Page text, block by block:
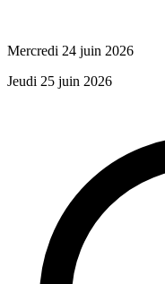
Mercredi 24 juin 2026
Jeudi 25 juin 2026